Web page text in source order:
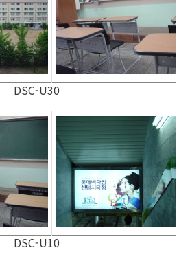
DSC-U30
DSC-U10